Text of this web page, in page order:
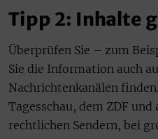
Tipp 2: Inhalte
Überprüfen Sie – zum
Sie die Information auch
Nachrichtenkanälen
Tagesschau, dem ZDF
rechtlichen Sendern, bei